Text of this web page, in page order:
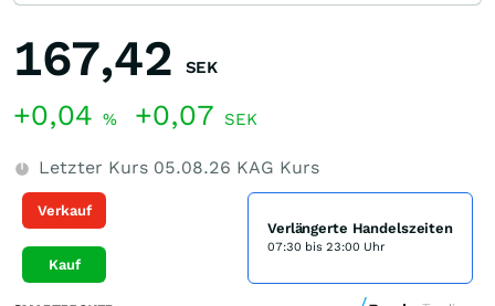
167,42 SEK
+0,04 % +0,07 SEK
Letzter Kurs 05.08.26 KAG Kurs
Verkauf
Kauf
Verlängerte Handelszeiten
07:30 bis 23:00 Uhr